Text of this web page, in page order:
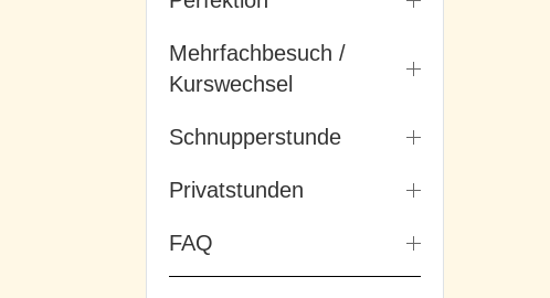
Mehrfachbesuch /
Kurswechsel
Schnupperstunde
Privatstunden
FAQ